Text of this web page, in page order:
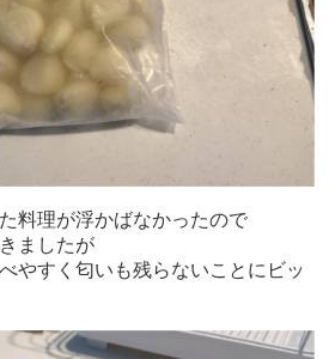
料理が浮かばなかったので
ましたが
やすく匂いも残らないことにビッ